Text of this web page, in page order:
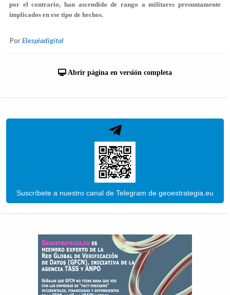
por el contrario, han ascendido de rango a militares presuntamente
implicados en ese tipo de hechos.
PorElespiadigital
Abrir página en versión completa
Suscríbete a nuestro canal de Telegram de geoestrategia.eu